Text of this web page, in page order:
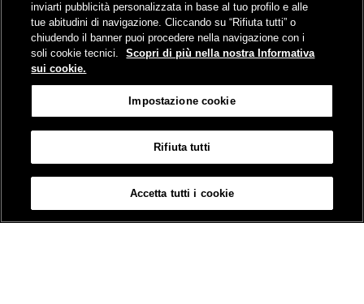
Feed - RSS
Protezione dati
Informativa sui Cookies Partita Iva 01008081000
inviarti pubblicità personalizzata in base al tuo profilo e alle
tue abitudini di navigazione. Cliccando su “Rifiuta tutti” o
chiudendo il banner puoi procedere nella navigazione con i
soli cookie tecnici.
Scopri di più nella nostra Informativa
sui cookie.
Impostazione cookie
Rifiuta tutti
Accetta tutti i cookie